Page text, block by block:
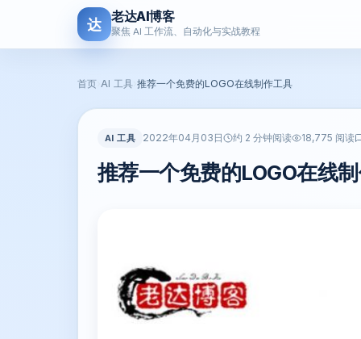
达 老达AI博客
聚焦 AI 工作流、自动化与实战教程
首页 AI 工具 推荐一个免费的LOGO在线制作工具
AI 工具 2022年04月03日 约 2 分钟阅读 18,775 阅读
推荐一个免费的LOGO在线